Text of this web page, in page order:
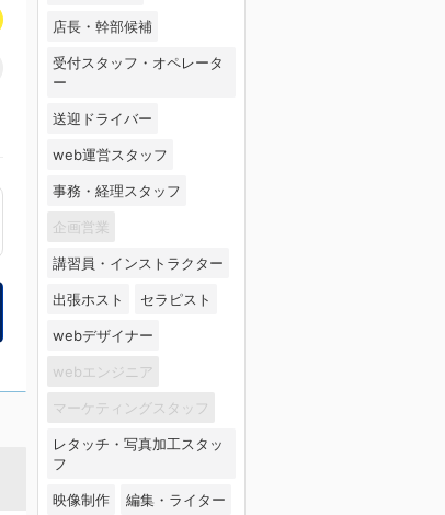
店長・幹部候補
受付スタッフ・オペレータ
ー
送迎ドライバー
web運営スタッフ
事務・経理スタッフ
企画営業
講習員・インストラクター
出張ホスト セラピスト
webデザイナー
webエンジニア
マーケティングスタッフ
レタッチ・写真加工スタッ
フ
映像制作 編集・ライター